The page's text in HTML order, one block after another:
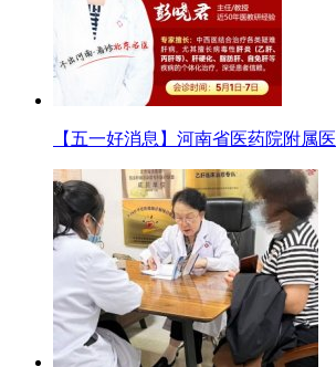
【五一好消息】河南省医药院附属医